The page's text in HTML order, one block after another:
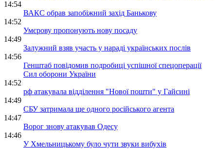
14:54
ВАКС обрав запобіжний захід Банькову
14:52
Умєрову пропонують нову посаду
14:49
Залужний взяв участь у нараді українських послів
14:56
Генштаб повідомив подробиці успішної спецоперації
Сил оборони України
14:52
рф атакувала відділення "Нової пошти" у Гайсині
14:49
СБУ затримала ще одного російського агента
14:47
Ворог знову атакував Одесу
14:46
У Хмельницькому було чути звуки вибухів